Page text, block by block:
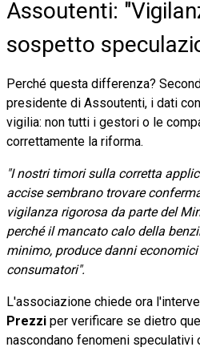
Assoutenti:
sospetto
Perché questa differenza?
presidente di Assoutenti, i dati
vigilia: non tutti i gestori o le
correttamente la riforma.
"I nostri timori sulla corretta
accise sembrano trovare
vigilanza rigorosa da parte del
perché il mancato calo della
minimo, produce danni
consumatori".
L'associazione chiede ora
Prezzi per verificare se dietro
nascondano fenomeni speculativi